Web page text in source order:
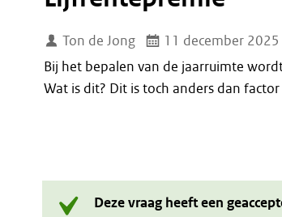
Ton de Jong 11 december
Bij het bepalen van de jaarruimte
Wat is dit? Dit is toch anders dan factor
Deze vraag heeft een